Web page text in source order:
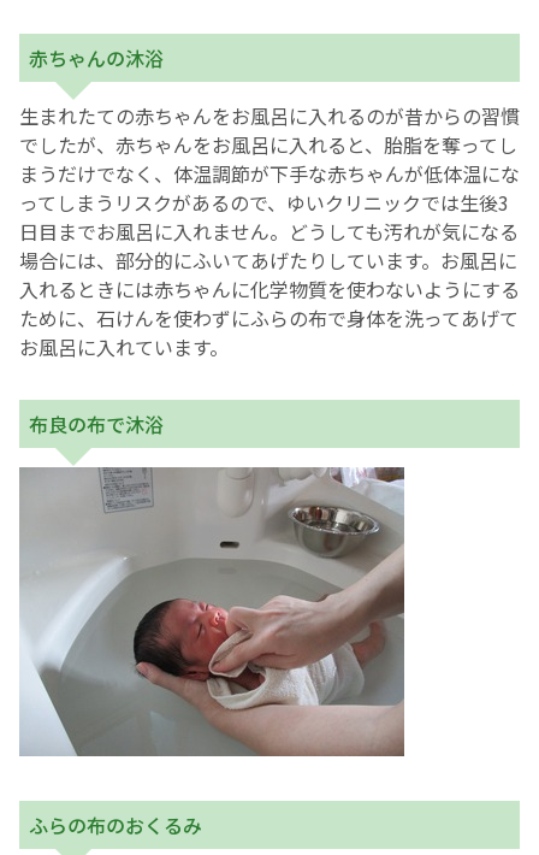
赤ちゃんの沐浴
生まれたての赤ちゃんをお風呂に入れるのが昔からの習慣
でしたが、赤ちゃんをお風呂に入れると、胎脂を奪ってし
まうだけでなく、体温調節が下手な赤ちゃんが低体温にな
ってしまうリスクがあるので、ゆいクリニックでは生後3
日目までお風呂に入れません。どうしても汚れが気になる
場合には、部分的にふいてあげたりしています。お風呂に
入れるときには赤ちゃんに化学物質を使わないようにする
ために、石けんを使わずにふらの布で身体を洗ってあげて
お風呂に入れています。
布良の布で沐浴
ふらの布のおくるみ